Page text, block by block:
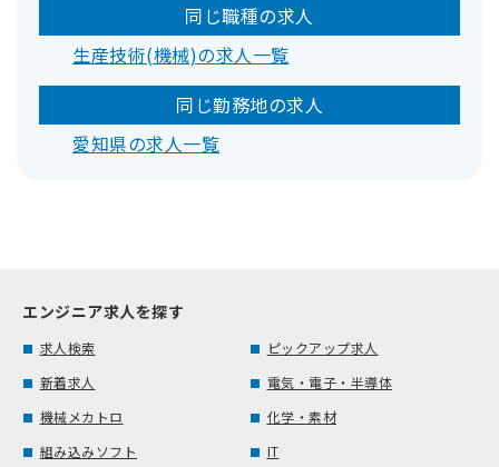
同じ職種の求人
生産技術(機械)の求人一覧
同じ勤務地の求人
愛知県の求人一覧
エンジニア求人を探す
求人検索
ピックアップ求人
新着求人
電気・電子・半導体
機械メカトロ
化学・素材
組み込みソフト
IT